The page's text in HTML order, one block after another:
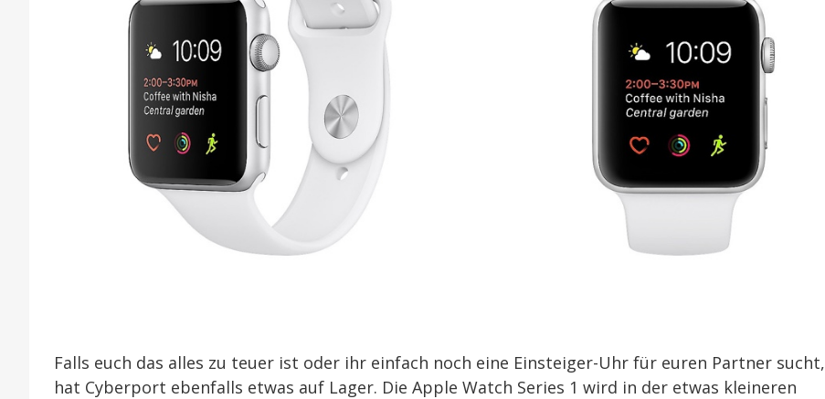
Falls euch das alles zu teuer ist oder ihr einfach noch eine Einsteiger-Uhr für euren Partner sucht,
hat Cyberport ebenfalls etwas auf Lager. Die Apple Watch Series 1 wird in der etwas kleineren